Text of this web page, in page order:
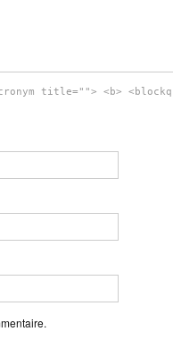
title=""> <b>